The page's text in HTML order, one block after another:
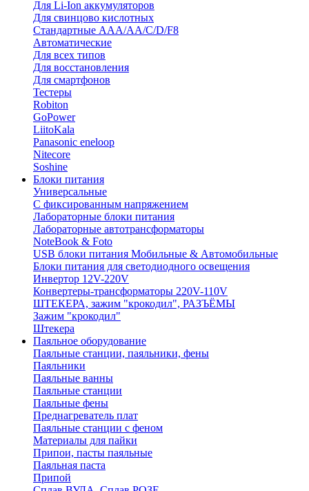
Для Li-Ion аккумуляторов
Для свинцово кислотных
Стандартные ААА/АА/С/D/F8
Автоматические
Для всех типов
Для восстановления
Для смартфонов
Тестеры
Robiton
GoPower
LiitoKala
Panasonic eneloop
Nitecore
Soshine
Блоки питания
Универсальные
C фиксированным напряжением
Лабораторные блоки питания
Лабораторные автотрансформаторы
NoteBook & Foto
USB блоки питания Мобильные & Автомобильные
Блоки питания для светодиодного освещения
Инвертор 12V-220V
Конвертеры-трансформаторы 220V-110V
ШТЕКЕРА, зажим "крокодил", РАЗЪЁМЫ
Зажим "крокодил"
Штекера
Паяльное оборудование
Паяльные станции, паяльники, фены
Паяльники
Паяльные ванны
Паяльные станции
Паяльные фены
Преднагреватель плат
Паяльные станции с феном
Материалы для пайки
Припои, пасты паяльные
Паяльная паста
Припой